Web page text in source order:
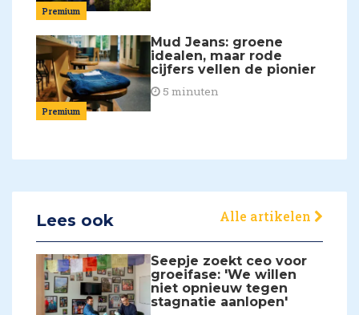
Premium
Premium
Mud Jeans: groene
idealen, maar rode
cijfers vellen de pionier
5 minuten
Lees ook Alle artikelen
Seepje zoekt ceo voor
groeifase: 'We willen
niet opnieuw tegen
stagnatie aanlopen'